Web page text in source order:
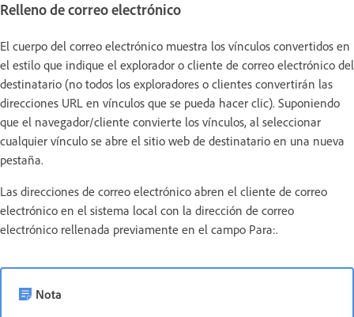
Relleno de correo electrónico
El cuerpo del correo electrónico muestra los vínculos convertidos en
el estilo que indique el explorador o cliente de correo electrónico del
destinatario (no todos los exploradores o clientes convertirán las
direcciones URL en vínculos que se pueda hacer clic). Suponiendo
que el navegador/cliente convierte los vínculos, al seleccionar
cualquier vínculo se abre el sitio web de destinatario en una nueva
pestaña.
Las direcciones de correo electrónico abren el cliente de correo
electrónico en el sistema local con la dirección de correo
electrónico rellenada previamente en el campo Para:.
Nota